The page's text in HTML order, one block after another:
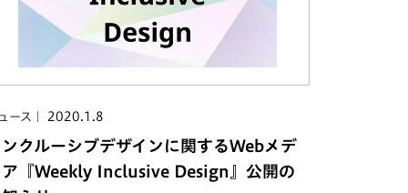
ース 2020.1.8
ンクルーシブデザインに関するWebメデ
ア『Weekly Inclusive Design』公開の